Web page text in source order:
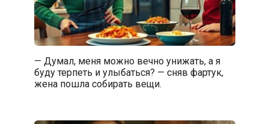
— Думал, меня можно вечно унижать, а я
буду терпеть и улыбаться? — сняв фартук,
жена пошла собирать вещи.